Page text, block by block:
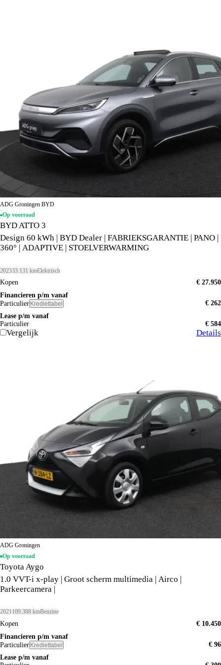
ADG Groningen BYD
Op voorraad
BYD ATTO 3
Design 60 kWh | BYD Dealer | FABRIEKSGARANTIE | PANO |
360° | ADAPTIVE | STOELVERWARMING
202333.131 kmElektrisch
Kopen
€ 27.950
Financieren p/m vanaf
Particulier Krediettabel
€ 262
Lease p/m vanaf
Particulier
€ 584
Vergelijk Details
ADG Groningen
Op voorraad
Toyota Aygo
1.0 VVT-i x-play | Groot scherm multimedia | Airco |
Parkeercamera |
2021109.388 kmBenzine
Kopen
€ 10.450
Financieren p/m vanaf
Particulier Krediettabel
€ 96
Lease p/m vanaf